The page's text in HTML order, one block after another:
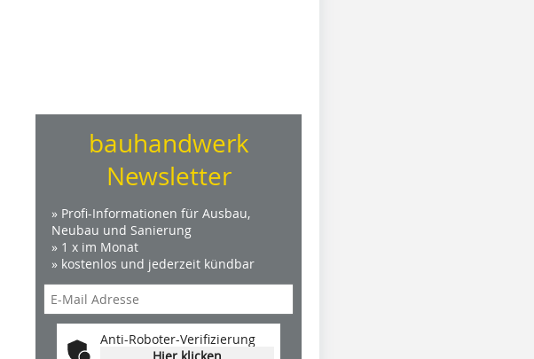
bauhandwerk
Newsletter
» Profi-Informationen für Ausbau,
Neubau und Sanierung
» 1 x im Monat
» kostenlos und jederzeit kündbar
Anti-Roboter-Verifizierung